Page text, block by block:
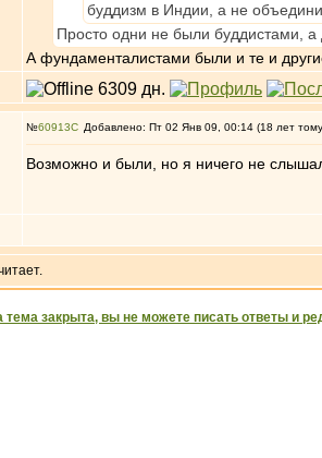
буддизм в Индии, а не
Просто одни не были буддистами,
А фундаменталистами были и те и
№60913 Добавлено: Пт 02 Янв 09, 00:14 (18 лет
Возможно и были, но я ничего не